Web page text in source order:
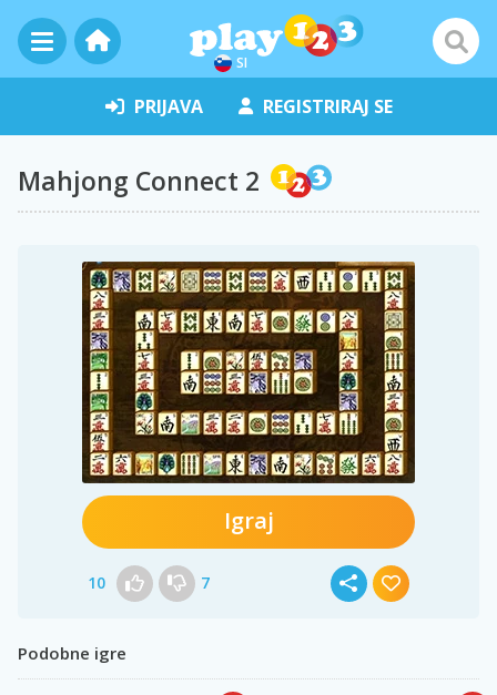
SI
PRIJAVA REGISTRIRAJ SE
Mahjong Connect 2
Igraj
10 7
Podobne igre